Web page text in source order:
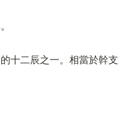
十二辰之一。相當於幹支